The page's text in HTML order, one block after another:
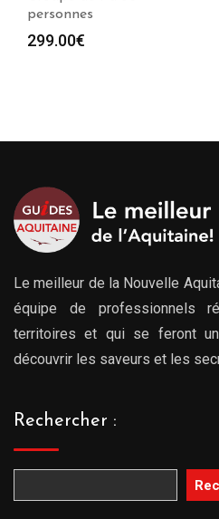
Groupe de 1 à 30
personnes
Le meilleur de la Nouvelle
équipe de professionnels
territoires et qui se feront
découvrir les saveurs et les
Rechercher :